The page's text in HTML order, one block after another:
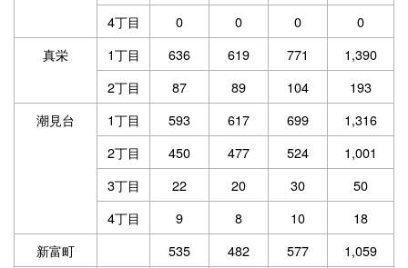
4丁目
0 0 0
0
真栄
1丁目 636 619 771
1,390
2丁目
87 89 104
193
潮見台
1丁目 593 617 699
1,316
2丁目
450 477 524
1,001
3丁目
22 20 30
50
4丁目
9 8 10
18
新富町
535 482 577
1,059